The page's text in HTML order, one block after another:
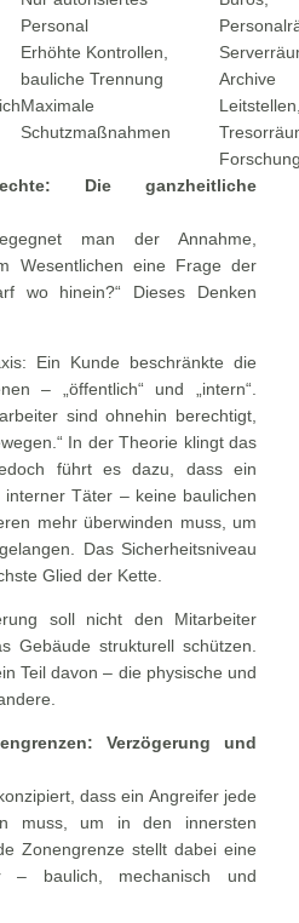
Personal
Erhöhte Kontrollen,
bauliche Trennung
Archive
Maximale
Schutzmaßnahmen
Die ganzheitliche
man der Annahme,
Wesentlichen eine Frage der
wo hinein?“ Dieses Denken
Ein Kunde beschränkte die
– „öffentlich“ und „intern“.
sind ohnehin berechtigt,
In der Theorie klingt das
führt es dazu, dass ein
Täter – keine baulichen
mehr überwinden muss, um
Das Sicherheitsniveau
Glied der Kette.
soll nicht den Mitarbeiter
Gebäude strukturell schützen.
Teil davon – die physische und
Verzögerung und
dass ein Angreifer jede
muss, um in den innersten
Zonengrenze stellt dabei eine
– baulich, mechanisch und